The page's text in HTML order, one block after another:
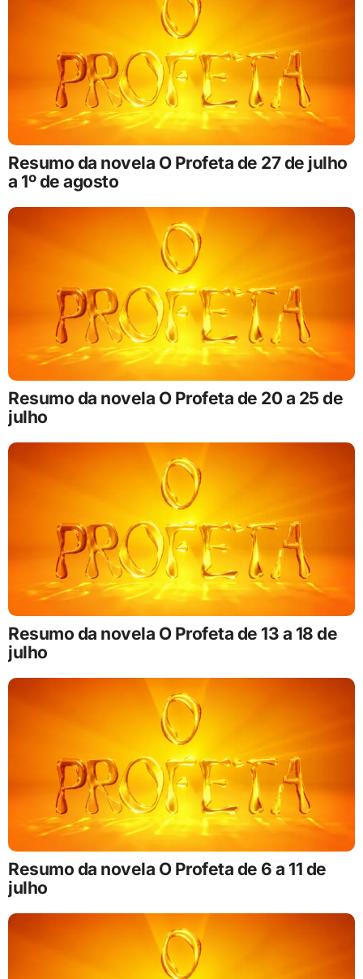
Resumo da novela O Profeta de 27 de julho
a 1º de agosto
Resumo da novela O Profeta de 20 a 25 de
julho
Resumo da novela O Profeta de 13 a 18 de
julho
Resumo da novela O Profeta de 6 a 11 de
julho